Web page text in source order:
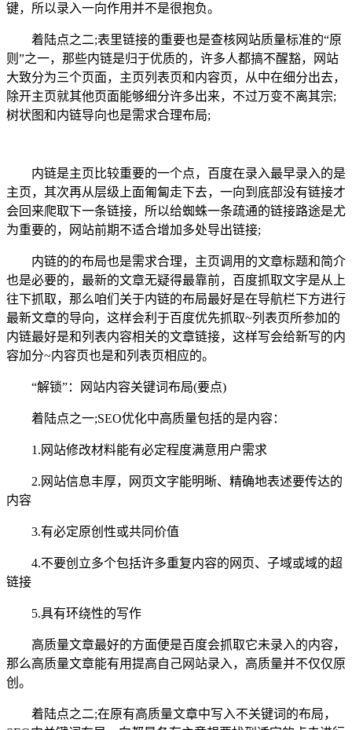
键，所以录入一向作用并不是很抱负。
着陆点之二;表里链接的重要也是查核网站质量标准的“原
则”之一，那些内链是归于优质的，许多人都搞不醒豁，网站
大致分为三个页面，主页列表页和内容页，从中在细分出去，
除开主页就其他页面能够细分许多出来，不过万变不离其宗;
树状图和内链导向也是需求合理布局;
内链是主页比较重要的一个点，百度在录入最早录入的是
主页，其次再从层级上面匍匐走下去，一向到底部没有链接才
会回来爬取下一条链接，所以给蜘蛛一条疏通的链接路途是尤
为重要的，网站前期不适合增加多处导出链接;
内链的的布局也是需求合理，主页调用的文章标题和简介
也是必要的，最新的文章无疑得最靠前，百度抓取文字是从上
往下抓取，那么咱们关于内链的布局最好是在导航栏下方进行
最新文章的导向，这样会利于百度优先抓取~列表页所参加的
内链最好是和列表内容相关的文章链接，这样写会给新写的内
容加分~内容页也是和列表页相应的。
“解锁”：网站内容关键词布局(要点)
着陆点之一;SEO优化中高质量包括的是内容：
1.网站修改材料能有必定程度满意用户需求
2.网站信息丰厚，网页文字能明晰、精确地表述要传达的
内容
3.有必定原创性或共同价值
4.不要创立多个包括许多重复内容的网页、子域或域的超
链接
5.具有环绕性的写作
高质量文章最好的方面便是百度会抓取它未录入的内容，
那么高质量文章能有用提高自己网站录入，高质量并不仅仅原
创。
着陆点之二;在原有高质量文章中写入不关键词的布局，